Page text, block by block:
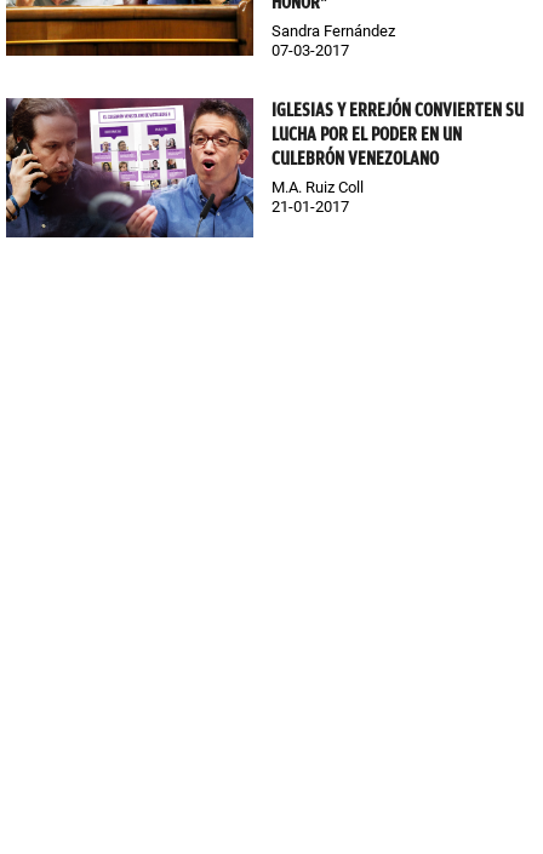
Sandra Fernández
07-03-2017
IGLESIAS Y ERREJÓN CONVIERTEN SU
LUCHA POR EL PODER EN UN
CULEBRÓN VENEZOLANO
M.A. Ruiz Coll
21-01-2017